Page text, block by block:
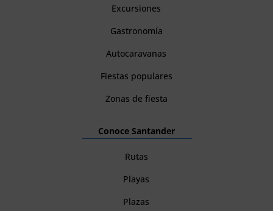
Excursiones
Gastronomía
Autocaravanas
Fiestas populares
Zonas de fiesta
Conoce Santander
Rutas
Playas
Plazas